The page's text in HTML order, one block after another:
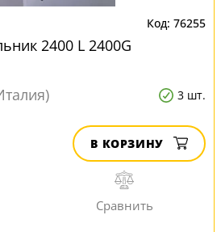
76255
2400 L 2400G
3 шт.
В КОРЗИНУ